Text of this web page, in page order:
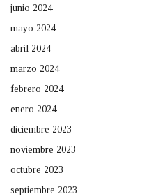
junio 2024
mayo 2024
abril 2024
marzo 2024
febrero 2024
enero 2024
diciembre 2023
noviembre 2023
octubre 2023
septiembre 2023